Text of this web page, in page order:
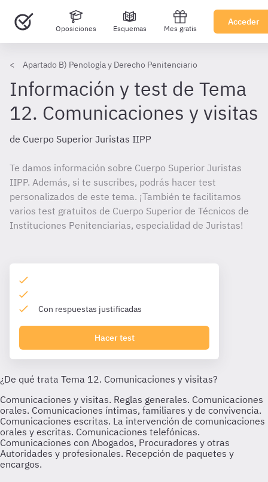
Oposiciones Esquemas Mes gratis
Acceder
Apartado B) Penología y Derecho Penitenciario
Información y test de Tema
12. Comunicaciones y visitas
de Cuerpo Superior Juristas IIPP
Te damos información sobre Cuerpo Superior Juristas
IIPP. Además, si te suscribes, podrás hacer test
personalizados de este tema. ¡También te facilitamos
varios test gratuitos de Cuerpo Superior de Técnicos de
Instituciones Penitenciarias, especialidad de Juristas!
Con respuestas justificadas
Hacer test